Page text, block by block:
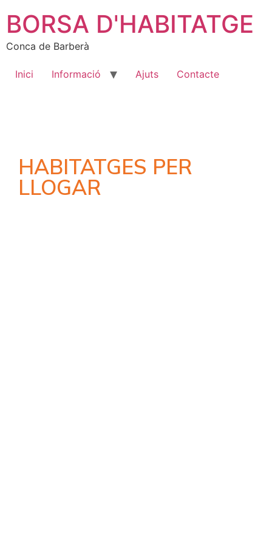
BORSA D'HABITATGE
Conca de Barberà
Inici Informació Ajuts Contacte
HABITATGES PER
LLOGAR